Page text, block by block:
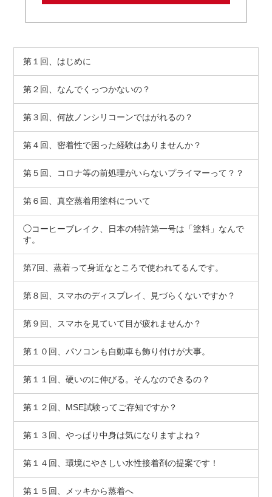
第１回、はじめに
第２回、なんでくっつかないの？
第３回、何故ノンシリコーンではがれるの？
第４回、密着性で困った経験はありませんか？
第５回、コロナ等の前処理がいらないプライマーって？？
第６回、真空蒸着用塗料について
◯コーヒーブレイク、日本の特許第一号は「塗料」なんで
す。
第7回、蒸着って身近なところで使われてるんです。
第８回、スマホのディスプレイ、見づらくないですか？
第９回、スマホを見ていて目が疲れませんか？
第１０回、パソコンも自動車も飾り付けが大事。
第１１回、硬いのに伸びる。そんなのできるの？
第１２回、MSE試験ってご存知ですか？
第１３回、やっぱり中身は気になりますよね？
第１４回、環境にやさしい水性接着剤の提案です！
第１５回、メッキから蒸着へ